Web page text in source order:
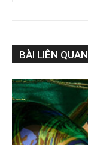
BÀI LIÊN QUAN